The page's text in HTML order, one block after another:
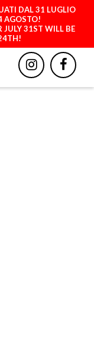
DAL 31 LUGLIO
AGOSTO!
JULY 31ST WILL BE